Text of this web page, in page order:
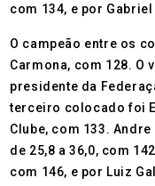
com 134, e por Gabriel
O campeão entre os
Carmona, com 128. O
presidente da
terceiro colocado foi
Clube, com 133.
de 25,8 a 36,0, com
com 146, e por Luiz